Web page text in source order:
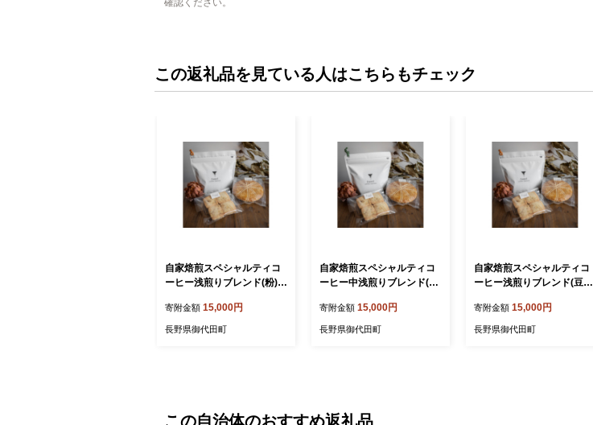
この返礼品を見ている人はこちらもチェック
自家焙煎スペシャルティコ
ーヒー浅煎りブレンド(粉)と
40836】
寄附金額 15,000円
長野県御代田町
自家焙煎スペシャルティコ
ーヒー中浅煎りブレンド(豆
ット【1140832】
寄附金額 15,000円
長野県御代田町
自家焙煎スペシャルティコ
ーヒー浅煎りブレンド(豆の
ト【1140833】
寄附金額 15,000円
長野県御代田町
この自治体のおすすめ返礼品